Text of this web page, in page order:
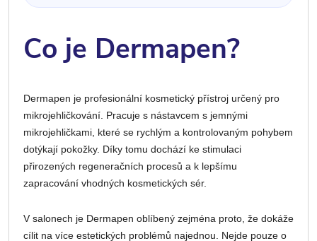
Co je Dermapen?
Dermapen je profesionální kosmetický přístroj určený pro
mikrojehličkování. Pracuje s nástavcem s jemnými
mikrojehličkami, které se rychlým a kontrolovaným pohybem
dotýkají pokožky. Díky tomu dochází ke stimulaci
přirozených regeneračních procesů a k lepšímu
zapracování vhodných kosmetických sér.
V salonech je Dermapen oblíbený zejména proto, že dokáže
cílit na více estetických problémů najednou. Nejde pouze o